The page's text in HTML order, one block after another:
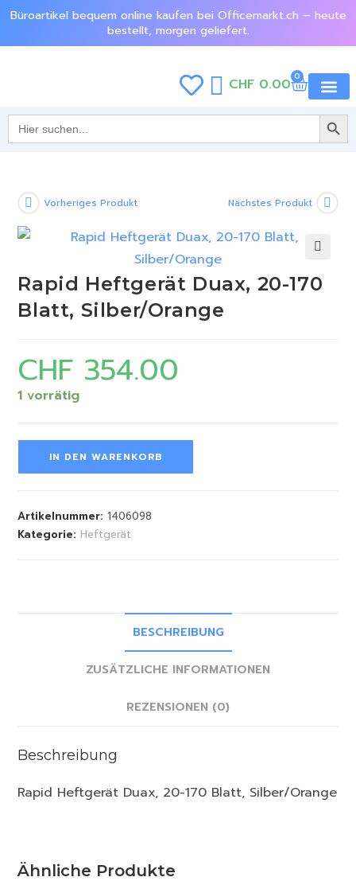
Büroartikel bequem online kaufen bei Officemarkt.ch – heute
bestellt, morgen geliefert.
CHF 0.00 0
Search
for:
SEARCH
Vorheriges Produkt Nächstes Produkt
Rapid Heftgerät Duax, 20-170
Blatt, Silber/Orange
CHF 354.00
1 vorrätig
IN DEN WARENKORB
Artikelnummer:1406098
Kategorie: Heftgerät
BESCHREIBUNG
ZUSÄTZLICHE INFORMATIONEN
REZENSIONEN (0)
Beschreibung
Rapid Heftgerät Duax, 20-170 Blatt, Silber/Orange
Ähnliche Produkte